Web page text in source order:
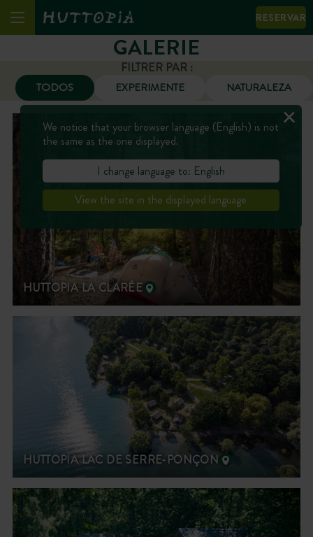
RESERVAR
GALERIE
FILTRER PAR :
TODOS EXPERIMENTE NATURALEZA
HUTTOPIA LA CLARÉE
HUTTOPIA LAC DE SERRE-PONÇON
We notice that your browser language (English) is not
the same as the one displayed.
I change language to: English
View the site in the displayed language